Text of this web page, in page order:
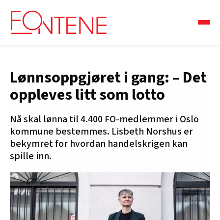
Lønnsoppgjøret i gang: – Det
oppleves litt som lotto
Nå skal lønna til 4.400 FO-medlemmer i Oslo
kommune bestemmes. Lisbeth Norshus er
bekymret for hvordan handelskrigen kan
spille inn.